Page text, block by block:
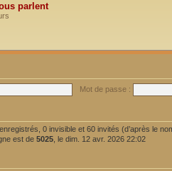
parlent
Mot de passe :
0 invisible et 60 invités (d’après le
est de 5025 , le dim. 12 avr. 2026 22:02